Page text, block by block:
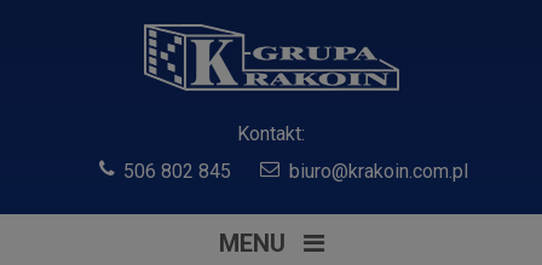
Kontakt:
506 802 845
biuro@krakoin.com.pl
MENU